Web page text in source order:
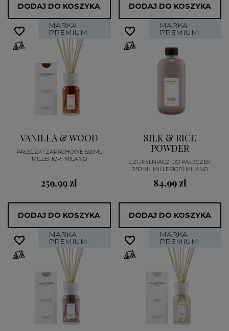
DODAJ DO KOSZYKA DODAJ DO KOSZYKA
MARKA
PREMIUM
VANILLA & WOOD
PAŁECZKI ZAPACHOWE 500ML
MILLEFIORI MILANO
259,99 zł
DODAJ DO KOSZYKA
favorite_border
favorite_border MARKA
PREMIUM
SILK & RICE
POWDER
UZUPEŁNIACZ DO PAŁECZEK
250 ML MILLEFIORI MILANO
84,99 zł
DODAJ DO KOSZYKA
favorite_border
favorite_border
MARKA
PREMIUM
favorite_border
favorite_border MARKA
PREMIUM
favorite_border
favorite_border